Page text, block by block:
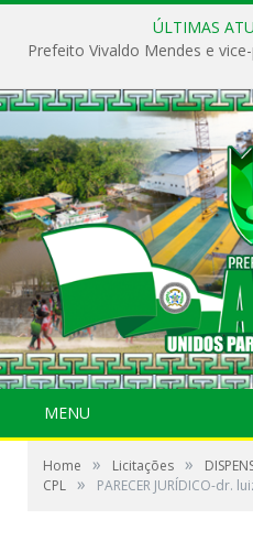
ÚLTIMAS
MENU
Home » Licitações »
CPL » PARECER JURÍDICO-dr.